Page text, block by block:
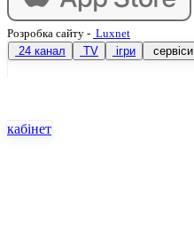
Розробка сайту - Luxnet
24 канал
TV ігри сервіси
кабінет